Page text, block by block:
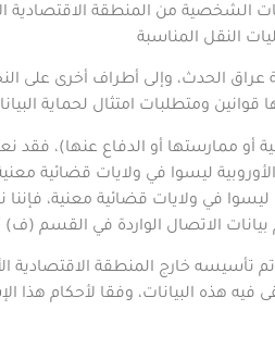
الشخصية من المنطقة الاقتصادية
النقل المناسبة
عراق الحدث، وإلى أطراف أخرى على
ومتطلبات امتثال لحماية
أو ممارستها أو الدفاع عنها)، فقد
ليسوا في ولايات قضائية
في ولايات قضائية معنية،
الاتصال الواردة في القسم (ف)
خارج المنطقة الاقتصادية
هذه البيانات، وفقا لأحكام هذا